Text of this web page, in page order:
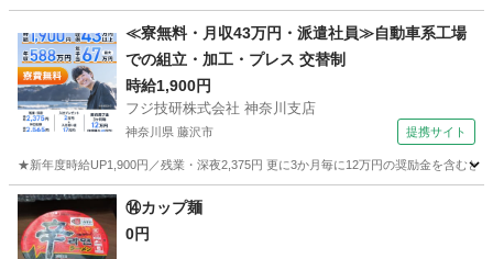
本所吾妻橋駅 食品
≪寮無料・月収43万円・派遣社員≫自動車系工場
での組立・加工・プレス 交替制
時給1,900円
フジ技研株式会社 神奈川支店
神奈川県 藤沢市 提携サイト
★新年度時給UP1,900円／残業・深夜2,375円 更に3か月毎に12万円の奨励金を含む
神奈川 藤沢市 その他
⑭カップ麺
0円